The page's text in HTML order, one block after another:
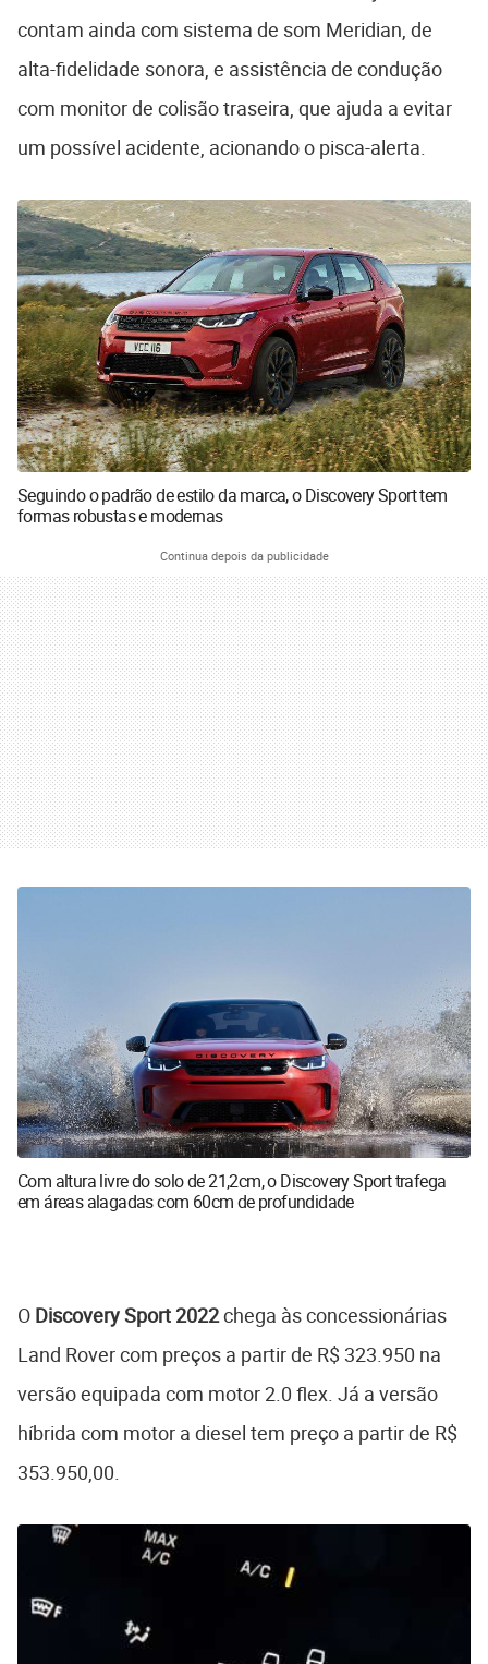
contam ainda com sistema de som Meridian, de
alta-fidelidade sonora, e assistência de condução
com monitor de colisão traseira, que ajuda a evitar
um possível acidente, acionando o pisca-alerta.
Seguindo o padrão de estilo da marca, o Discovery Sport tem
formas robustas e modernas
Continua depois da publicidade
Com altura livre do solo de 21,2cm, o Discovery Sport trafega
em áreas alagadas com 60cm de profundidade
O Discovery Sport 2022chega às concessionárias
Land Rover com preços a partir de R$ 323.950 na
versão equipada com motor 2.0 flex. Já a versão
híbrida com motor a diesel tem preço a partir de R$
353.950,00.